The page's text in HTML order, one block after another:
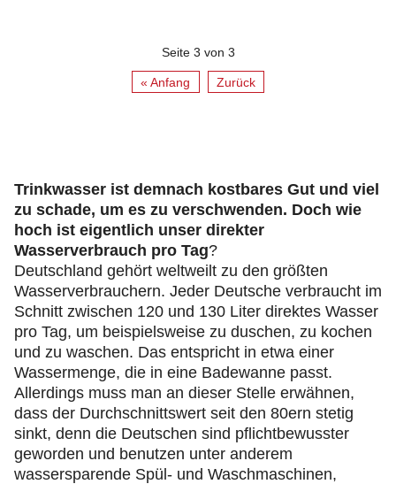
Seite 3 von 3
« Anfang Zurück
Trinkwasser ist demnach kostbares Gut und viel
zu schade, um es zu verschwenden. Doch wie
hoch ist eigentlich unser direkter
Wasserverbrauch pro Tag?
Deutschland gehört weltweilt zu den größten
Wasserverbrauchern. Jeder Deutsche verbraucht im
Schnitt zwischen 120 und 130 Liter direktes Wasser
pro Tag, um beispielsweise zu duschen, zu kochen
und zu waschen. Das entspricht in etwa einer
Wassermenge, die in eine Badewanne passt.
Allerdings muss man an dieser Stelle erwähnen,
dass der Durchschnittswert seit den 80ern stetig
sinkt, denn die Deutschen sind pflichtbewusster
geworden und benutzen unter anderem
wassersparende Spül- und Waschmaschinen,